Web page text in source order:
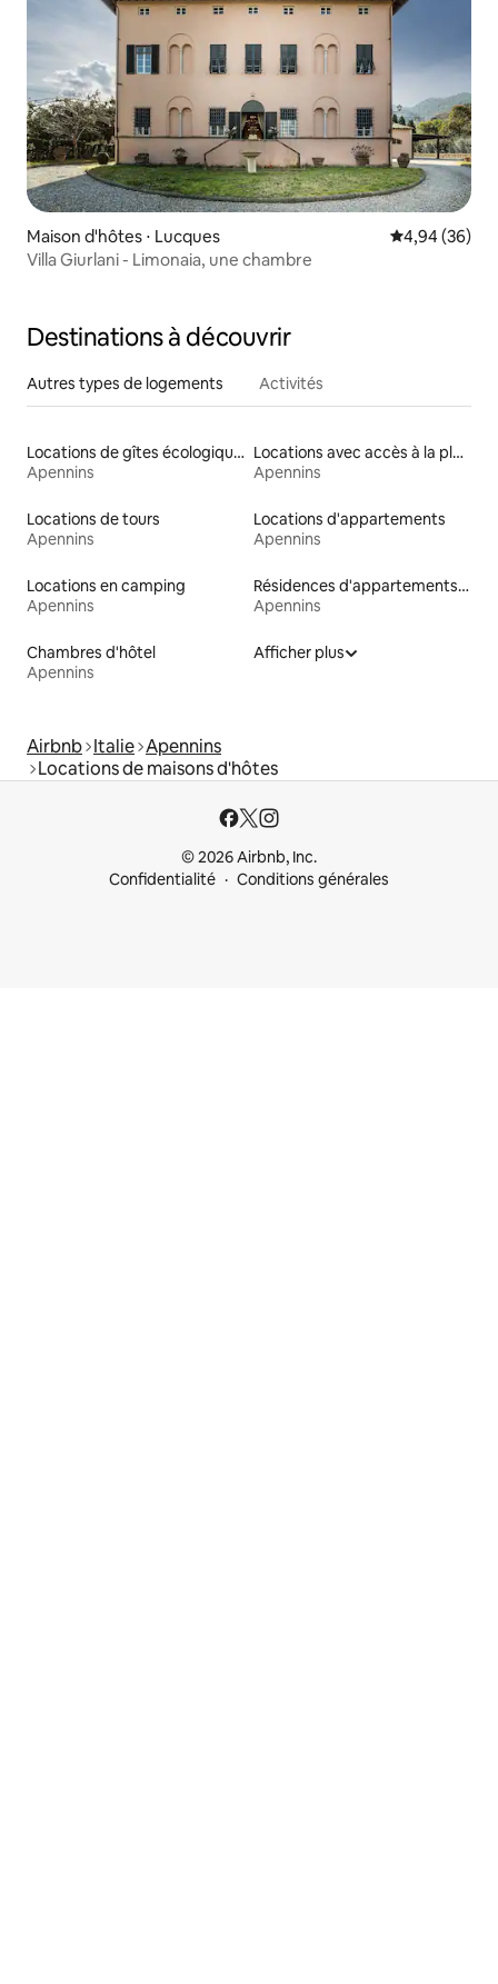
Maison d'hôtes ⋅ Lucques Évaluation
4,94 (36)
Villa Giurlani - Limonaia, une chambre
Destinations à découvrir
Autres types de logements Activités
Locations de gîtes écologiques
Apennins
Locations avec accès à la plage
Apennins
Locations de tours
Apennins
Locations d'appartements
Apennins
Locations en camping
Apennins
Résidences d'appartements en location
Apennins
Chambres d'hôtel
Apennins
Afficher plus
Airbnb Italie Apennins
Locations de maisons d'hôtes
© 2026 Airbnb, Inc.
Confidentialité
Conditions générales